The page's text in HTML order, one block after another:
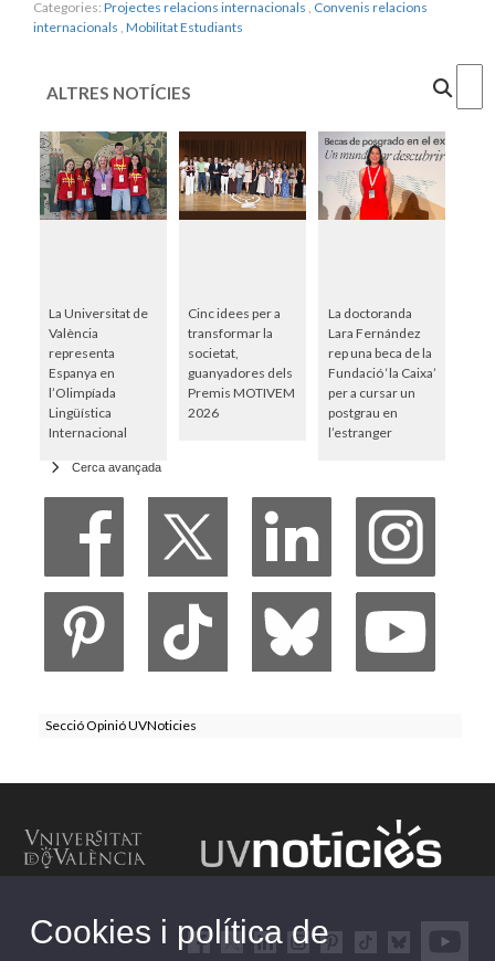
Categories: Projectes relacions internacionals , Convenis relacions
internacionals , Mobilitat Estudiants
ALTRES NOTÍCIES
La Universitat de
València
representa
Espanya en
l’Olimpíada
Lingüística
Internacional
Cinc idees per a
transformar la
societat,
guanyadores dels
Premis MOTIVEM
2026
La doctoranda
Lara Fernández
rep una beca de la
Fundació ‘la Caixa’
per a cursar un
postgrau en
l’estranger
Cerca avançada
Secció Opinió UVNoticies
Cookies i política de